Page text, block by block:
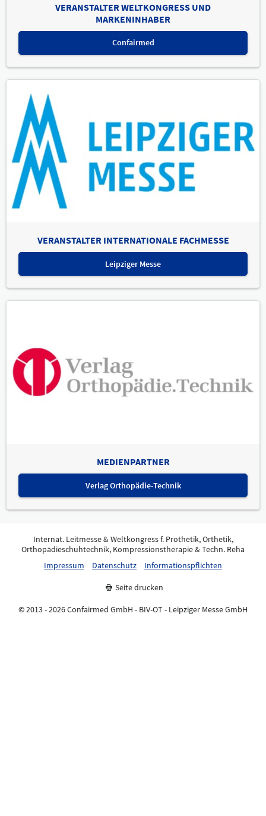
VERANSTALTER WELTKONGRESS UND
MARKENINHABER
Confairmed
VERANSTALTER INTERNATIONALE FACHMESSE
Leipziger Messe
MEDIENPARTNER
Verlag Orthopädie-Technik
Internat. Leitmesse & Weltkongress f. Prothetik, Orthetik,
Orthopädieschuhtechnik, Kompressionstherapie & Techn. Reha
Impressum
Datenschutz Informationspflichten
Seite drucken
© 2013 - 2026 Confairmed GmbH - BIV-OT - Leipziger Messe GmbH